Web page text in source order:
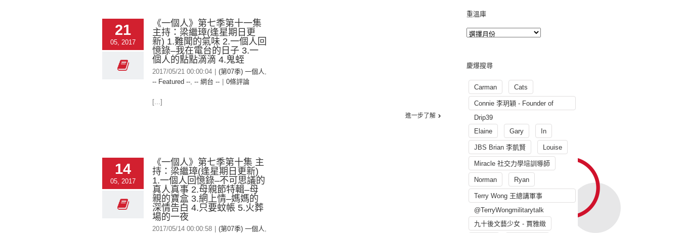
21
05, 2017
《一個人》第七季第十一集
主持：梁繼璋(逢星期日更
新) 1.難聞的氣味 2.一個人回
憶錄–我在電台的日子 3.一
個人的點點滴滴 4.鬼蛭
2017/05/21 00:00:04 (第07季) 一個人,
-- Featured --, -- 網台 -- 0條評論
[...]
進一步了解
14
05, 2017
《一個人》第七季第十集 主
持：梁繼璋(逢星期日更新)
1.一個人回憶錄–不可思議的
真人真事 2.母親節特輯–母
親的寶盒 3.網上情–媽媽的
深情告白 4.只要蚊帳 5.火葬
場的一夜
2017/05/14 00:00:58 (第07季) 一個人,
重溫庫
慶爆搜尋
Carman Cats
Connie 李玥穎 - Founder of
Drip39
Elaine
Gary In
JBS Brian 李凱賢 Louise
Miracle 社交力學培訓導師
Norman Ryan
Terry Wong 王總講軍事
@TerryWongmilitarytalk
九十後文藝少女 - 賈雅緻